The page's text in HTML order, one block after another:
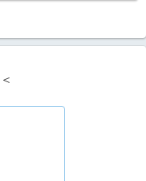
＜